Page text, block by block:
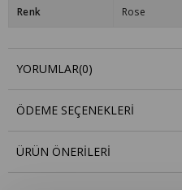
Renk Rose
YORUMLAR(0)
ÖDEME SEÇENEKLERI
ÜRÜN ÖNERILERI